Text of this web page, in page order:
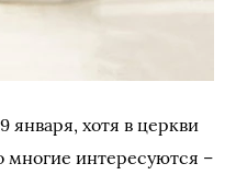
января, хотя в церкви
многие интересуются –